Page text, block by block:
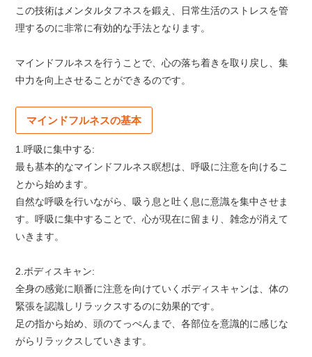
この技術はメンタルタフネスを鍛え、日常生活のストレスを管
理するのに非常に有効的な手法となります。
マインドフルネスを行うことで、心の落ち着きを取り戻し、集
中力を向上させることができるのです。
マインドフルネスの基本
1.呼吸に集中する:
最も基本的なマインドフルネス瞑想は、呼吸に注意を向けるこ
とから始めます。
自然な呼吸を行いながら、吸う息と吐く息に意識を集中させま
す。呼吸に集中することで、心が現在に留まり、雑念が消えて
いきます。
2.ボディスキャン:
全身の感覚に順番に注意を向けていくボディスキャンは、体の
緊張を認識しリラックスするのに効果的です。
足の指から始め、頭のてっぺんまで、各部位を意識的に感じな
がらリラックスしていきます。